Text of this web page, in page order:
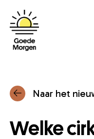
Ga naar hoofdinhoud
Naar het
Welke